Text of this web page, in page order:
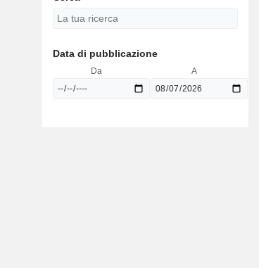
Data di pubblicazione
Da A